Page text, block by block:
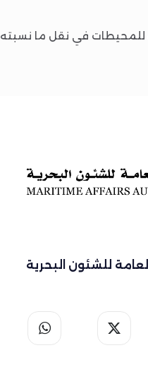
الاستهلاك العالمي للنفط ، وهو ما يعادل حوالي 2000 مليون طن .
للشئون البحرية